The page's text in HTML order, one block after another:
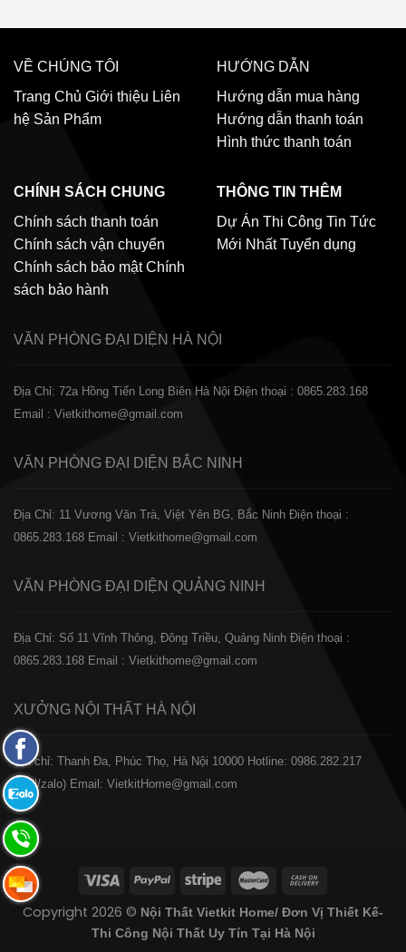
VỀ CHÚNG TÔI
Trang Chủ Giới thiệu Liên
hệ Sản Phẩm
HƯỚNG DẪN
Hướng dẫn mua hàng
Hướng dẫn thanh toán
Hình thức thanh toán
CHÍNH SÁCH CHUNG
Chính sách thanh toán
Chính sách vận chuyển
Chính sách bảo mật Chính
sách bảo hành
THÔNG TIN THÊM
Dự Án Thi Công Tin Tức
Mới Nhất Tuyển dụng
VĂN PHÒNG ĐẠI DIỆN HÀ NỘI
Địa Chỉ: 72a Hồng Tiến Long Biên Hà Nội Điện thoại : 0865.283.168
Email : Vietkithome@gmail.com
VĂN PHÒNG ĐẠI DIỆN BẮC NINH
Địa Chỉ: 11 Vương Văn Trà, Việt Yên BG, Bắc Ninh Điện thoại :
0865.283.168 Email : Vietkithome@gmail.com
VĂN PHÒNG ĐẠI DIỆN QUẢNG NINH
Địa Chỉ: Số 11 Vĩnh Thông, Đông Triều, Quảng Ninh Điện thoại :
0865.283.168 Email : Vietkithome@gmail.com
XƯỞNG NỘI THẤT HÀ NỘI
️Địa chỉ: Thanh Đa, Phúc Thọ, Hà Nội 10000 Hotline: 0986.282.217
(Call/zalo) Email: VietkitHome@gmail.com
Copyright 2026 © Nội Thất Vietkit Home/ Đơn Vị Thiết Kế-
Thi Công Nội Thất Uy Tín Tại Hà Nội
Fanpage
Facebook
Zalo:
0865.283.168
Hotline:
0865.283.168
Hotline:
0865.283.168